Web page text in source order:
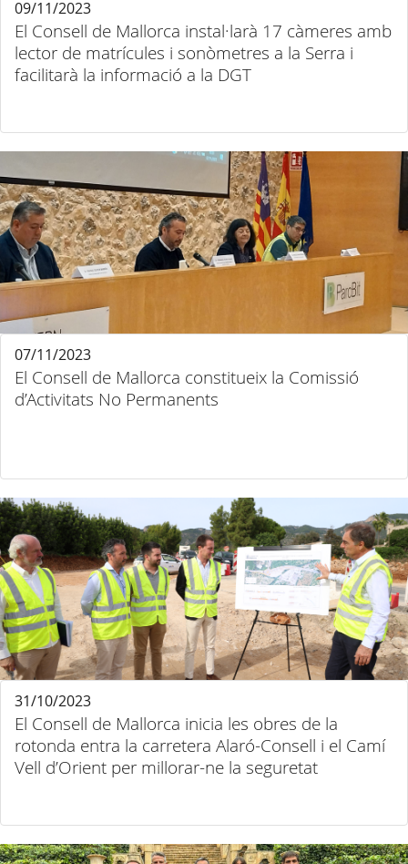
El Consell de Mallorca instal·larà 17 càmeres amb
lector de matrícules i sonòmetres a la Serra i
facilitarà la informació a la DGT
09/11/2023
El Consell de Mallorca constitueix la Comissió
d’Activitats No Permanents
07/11/2023
El Consell de Mallorca inicia les obres de la
rotonda entra la carretera Alaró-Consell i el Camí
Vell d’Orient per millorar-ne la seguretat
31/10/2023